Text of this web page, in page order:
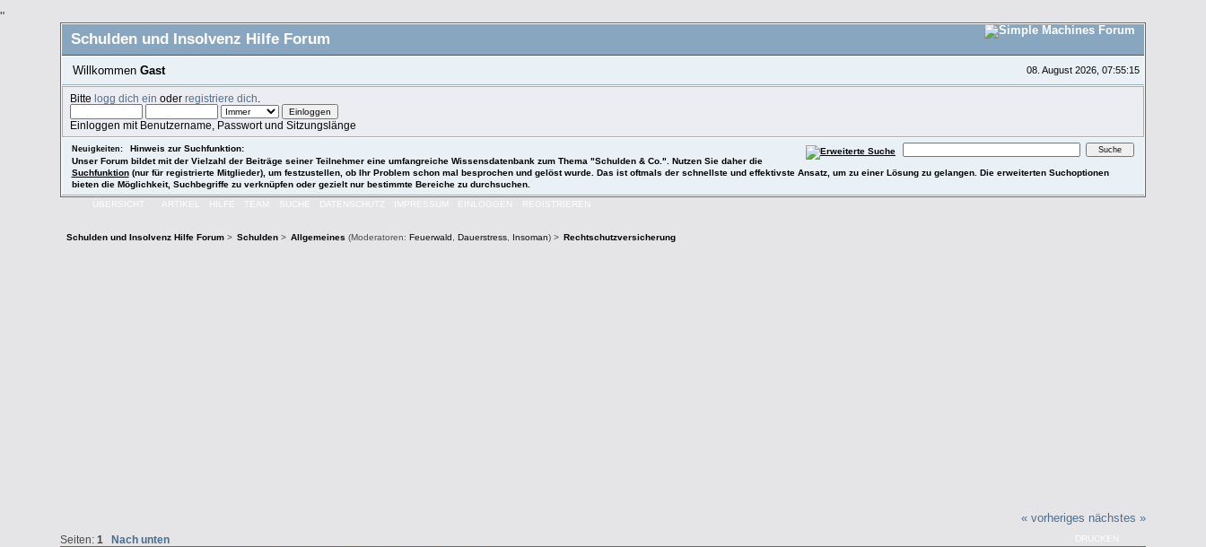
"
Schulden und Insolvenz Hilfe Forum
08. August 2026, 07:55:15
Willkommen Gast
Bittelogg dich ein oderregistriere dich
Einloggen mit Benutzername, Passwort und Sitzungslänge
Neuigkeiten:
Hinweis zur Suchfunktion:
Unser Forum bildet mit der Vielzahl der Beiträge seiner Teilnehmer eine umfangreiche Wissensdatenbank zum Thema "Schulden & Co.". Nutzen Sie daher die
Suchfunktion(nur für registrierte Mitglieder), um festzustellen, ob Ihr Problem schon mal besprochen und gelöst wurde. Das ist oftmals der schnellste und effektivste Ansatz, um zu einer Lösung zu gelangen. Die erweiterten Suchoptionen
bieten die Möglichkeit, Suchbegriffe zu verknüpfen oder gezielt nur bestimmte Bereiche zu durchsuchen.
ÜBERSICHT ARTIKEL HILFE TEAM SUCHE DATENSCHUTZ IMPRESSUM EINLOGGEN REGISTRIEREN
Schulden und Insolvenz Hilfe Forum> Schulden> Allgemeines (Moderatoren: Feuerwald , Dauerstress, Insoman) > Rechtschutzversicherung
« vorheriges nächstes »
Seiten:1 Nach unten DRUCKEN